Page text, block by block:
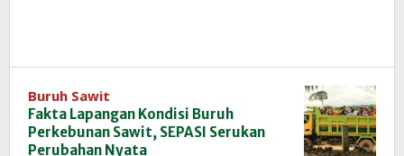
Buruh Sawit
Fakta Lapangan Kondisi Buruh
Perkebunan Sawit, SEPASI Serukan
Perubahan Nyata